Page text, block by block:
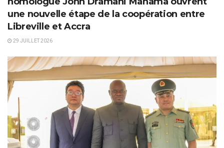
une nouvelle étape de la coopération entre
Libreville et Accra
29 JUILLET 2026